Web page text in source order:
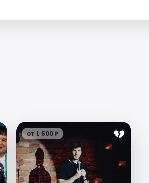
от 1 500 ₽